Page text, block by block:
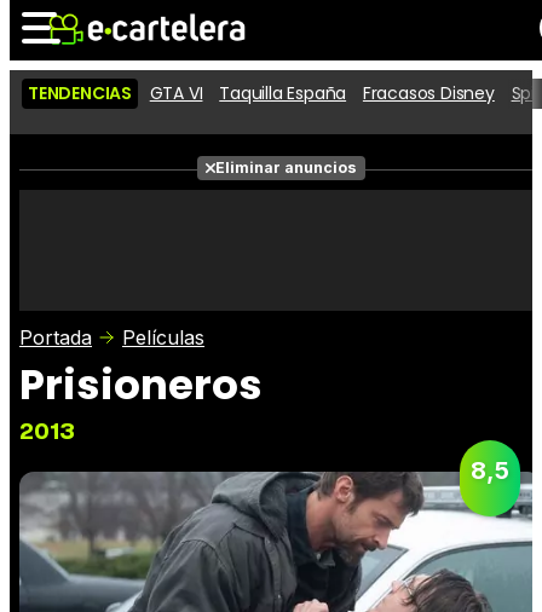
Noticias Cartelera
Películas
Críticas
TENDENCIAS GTA VI Taquilla España Fracasos Disney
Eliminar anuncios
Portada Películas
Prisioneros
2013
8,5